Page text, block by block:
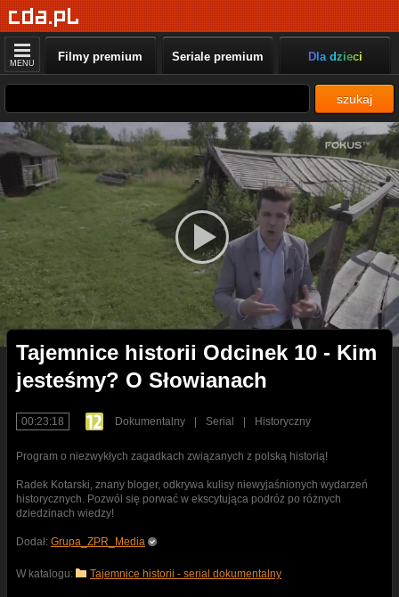
MENU Filmy premium Seriale premium Dla dzieci
szukaj
Tajemnice historii Odcinek 10 - Kim
jesteśmy? O Słowianach
00:23:18 Dokumentalny Serial Historyczny
Program o niezwykłych zagadkach związanych z polską historią!
Radek Kotarski, znany bloger, odkrywa kulisy niewyjaśnionych wydarzeń
historycznych. Pozwól się porwać w ekscytująca podróż po różnych
dziedzinach wiedzy!
Dodał: Grupa_ZPR_Media
W katalogu: Tajemnice historii - serial dokumentalny